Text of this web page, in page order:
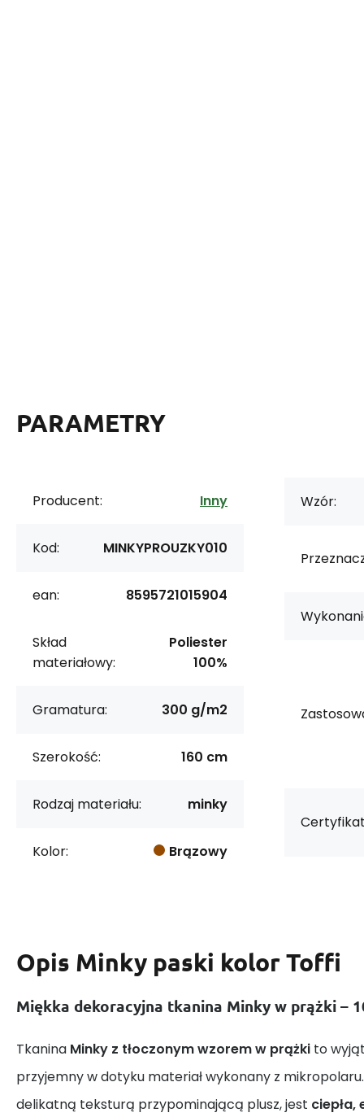
PARAMETRY
Producent: Inny
Kod: MINKYPROUZKY010
ean: 8595721015904
Skład
materiałowy:
Poliester
100%
Gramatura: 300 g/m2
Szerokość: 160 cm
Rodzaj materiału: minky
Kolor: Brązowy
Wzór:
Opis Minky paski kolor Toffi
Miękka dekoracyjna tkanina Minky w prążki –
Tkanina Minky z tłoczonym wzorem w prążki to
przyjemny w dotyku materiał wykonany z
delikatną teksturą przypominającą plusz, jest ciepła,